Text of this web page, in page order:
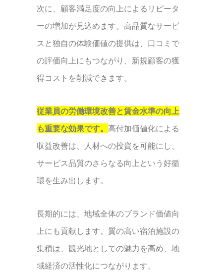
次に、顧客満足度の向上によるリピータ
ーの増加が見込めます。高品質なサービ
スと独自の体験価値の提供は、口コミで
の評価向上にもつながり、新規顧客の獲
得コストを削減できます。
従業員の労働環境改善と賃金水準の向上
も重要な効果です。 高付加価値化による
収益改善は、人材への投資を可能にし、
サービス品質のさらなる向上という好循
環を生み出します。
長期的には、地域全体のブランド価値向
上にも貢献します。質の高い宿泊施設の
集積は、観光地としての魅力を高め、地
域経済の活性化につながります。